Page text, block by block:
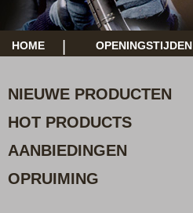
HOME OPENINGSTIJDEN
NIEUWE PRODUCTEN
HOT PRODUCTS
AANBIEDINGEN
OPRUIMING